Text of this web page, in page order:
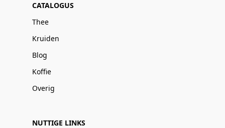
CATALOGUS
Thee
Kruiden
Blog
Koffie
Overig
NUTTIGE LINKS